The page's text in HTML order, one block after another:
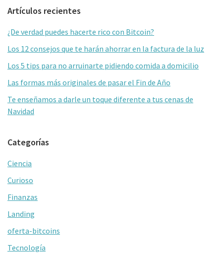
o
o
k
er l
ar
tir
Barra
lateral
primaria
Artículos recientes
¿De verdad puedes hacerte rico con Bitcoin?
Los 12 consejos que te harán ahorrar en la factura de la luz
Los 5 tips para no arruinarte pidiendo comida a domicilio
Las formas más originales de pasar el Fin de Año
Te enseñamos a darle un toque diferente a tus cenas de
Navidad
Categorías
Ciencia
Curioso
Finanzas
Landing
oferta-bitcoins
Tecnología